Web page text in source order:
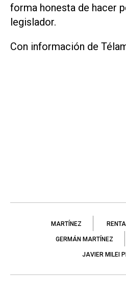
forma honesta de hacer
legislador.
Con información de
MARTÍNEZ
GERMÁN MARTÍNEZ
JAVIER MILEI